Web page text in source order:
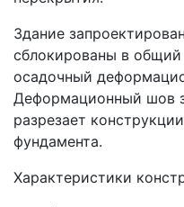
Здание
сблокированы в
осадочный
Деформационный шов
разрезает
фундамента.
Характеристики